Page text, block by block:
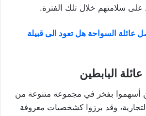
على سلامتهم خلال تلك الفترة.
عائلة السواحة هل تعود الى قبيلة
البابطين
أسهموا بفخر في مجموعة متنوعة من
وقد برزوا كشخصيات معروفة